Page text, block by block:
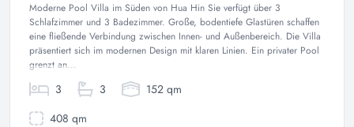
Moderne Pool Villa im Süden von Hua Hin Sie verfügt über 3
Schlafzimmer und 3 Badezimmer. Große, bodentiefe Glastüren schaffen
eine fließende Verbindung zwischen Innen- und Außenbereich. Die Villa
präsentiert sich im modernen Design mit klaren Linien. Ein privater Pool
grenzt an...
3 3
152 qm
408 qm